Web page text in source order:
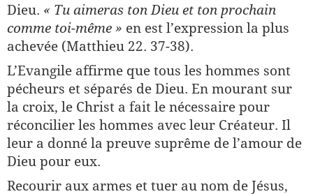
Dieu. « Tu aimeras ton Dieu et ton prochain
comme toi-même » en est l’expression la plus
achevée (Matthieu 22. 37-38).
L’Evangile affirme que tous les hommes sont
pécheurs et séparés de Dieu. En mourant sur
la croix, le Christ a fait le nécessaire pour
réconcilier les hommes avec leur Créateur. Il
leur a donné la preuve suprême de l’amour de
Dieu pour eux.
Recourir aux armes et tuer au nom de Jésus,